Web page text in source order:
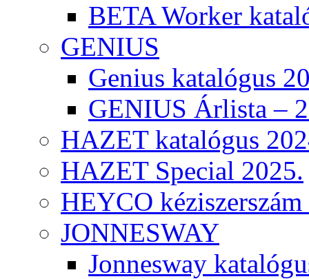
BETA Worker
GENIUS
Genius katalógus
GENIUS Árlista –
HAZET katalógus
HAZET Special 2025.
HEYCO
JONNESWAY
Jonnesway